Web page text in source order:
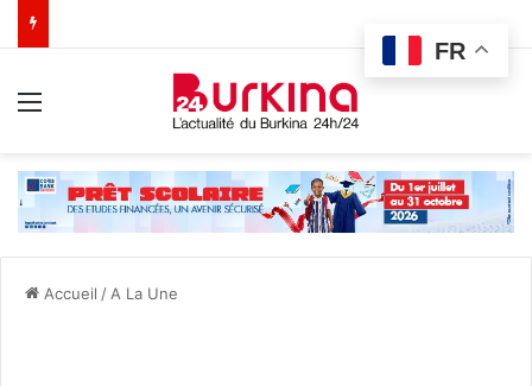
Accueil / A La Une
FR